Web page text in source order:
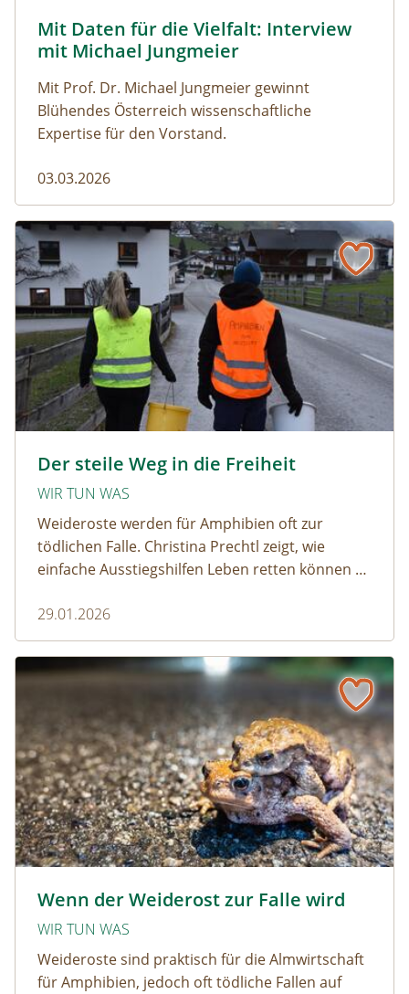
Naturmagazin: Mit Daten für die Vielfalt: Interview mit
Mit Daten für die Vielfalt: Interview
mit Michael Jungmeier
Mit Prof. Dr. Michael Jungmeier gewinnt
Blühendes Österreich wissenschaftliche
Expertise für den Vorstand.
03.03.2026
Der steile Weg in die Freiheit
WIR TUN WAS
Weideroste werden für Amphibien oft zur
tödlichen Falle. Christina Prechtl zeigt, wie
einfache Ausstiegshilfen Leben retten können –
Aufwand.
29.01.2026
Der steile Weg in die Freiheit
Wenn der Weiderost zur Falle wird
WIR TUN WAS
Weideroste sind praktisch für die Almwirtschaft
für Amphibien, jedoch oft tödliche Fallen auf
Wenn der Weiderost zur Falle wird